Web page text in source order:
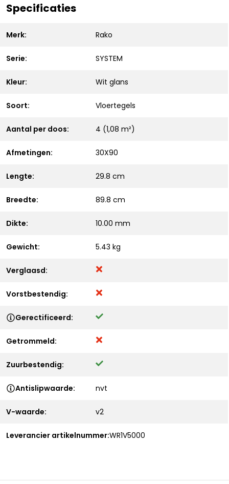
Specificaties
Merk: Rako
Serie: SYSTEM
Kleur: Wit glans
Soort: Vloertegels
Aantal per doos: 4 (1,08 m²)
Afmetingen: 30X90
Lengte: 29.8 cm
Breedte: 89.8 cm
Dikte: 10.00 mm
Gewicht: 5.43 kg
Verglaasd:
Vorstbestendig:
Gerectificeerd:
Getrommeld:
Zuurbestendig:
Antislipwaarde: nvt
V-waarde: v2
Leverancier artikelnummer:WR1V5000